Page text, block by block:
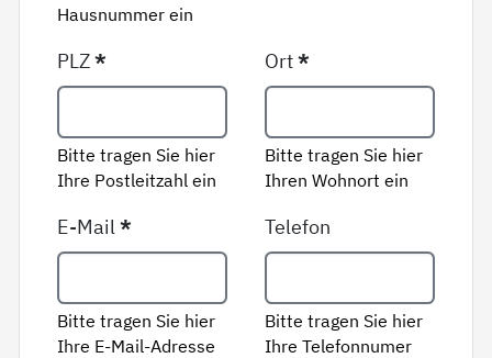
Hausnummer ein
PLZ*
Bitte tragen Sie hier
Ihre Postleitzahl ein
Ort*
Bitte tragen Sie hier
Ihren Wohnort ein
E-Mail*
Bitte tragen Sie hier
Ihre E-Mail-Adresse
Telefon
Bitte tragen Sie hier
Ihre Telefonnumer